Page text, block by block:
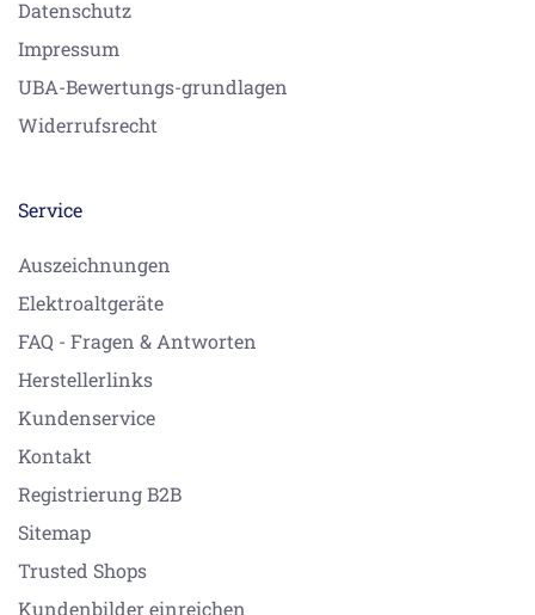
Datenschutz
Impressum
UBA-Bewertungs-grundlagen
Widerrufsrecht
Service
Auszeichnungen
Elektroaltgeräte
FAQ - Fragen & Antworten
Herstellerlinks
Kundenservice
Kontakt
Registrierung B2B
Sitemap
Trusted Shops
Kundenbilder einreichen